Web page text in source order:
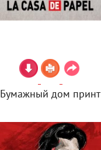
Бумажный дом принт